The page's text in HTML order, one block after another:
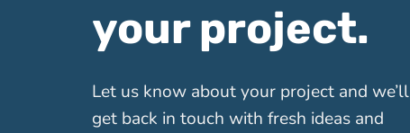
your project.
Let us know about your project and we’ll
get back in touch with fresh ideas and